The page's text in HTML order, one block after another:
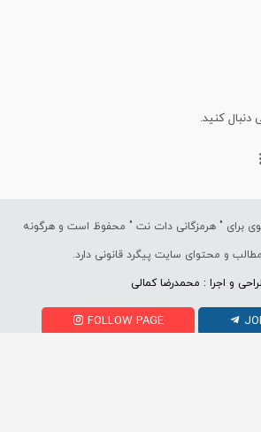
دنبال کنید.
برای " هرمزگانی دات نت " محفوظ است و هرگونه
و محتوای سایت پیگرد قانونی دارد.
و اجرا : محمدرضا کمالی
FOLLOW PAGE